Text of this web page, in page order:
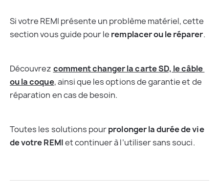
Si votre REMI présente un problème matériel, cette
section vous guide pour le remplacer ou le réparer.
Découvrez comment changer la carte SD, le câble
ou la coque, ainsi que les options de garantie et de
réparation en cas de besoin.
Toutes les solutions pour prolonger la durée de vie
de votre REMI et continuer à l’utiliser sans souci.